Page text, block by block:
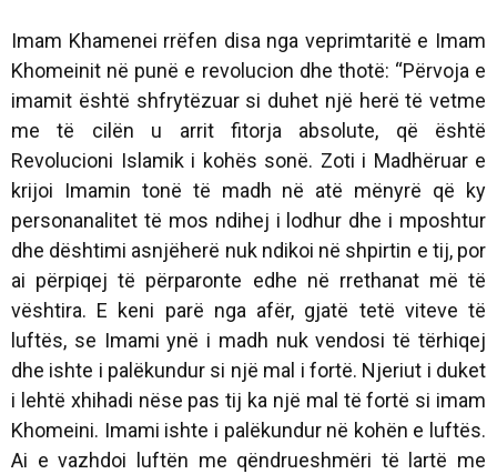
Imam Khamenei rrëfen disa nga veprimtaritë e Imam
Khomeinit në punë e revolucion dhe thotë: “Përvoja e
imamit është shfrytëzuar si duhet një herë të vetme
me të cilën u arrit fitorja absolute, që është
Revolucioni Islamik i kohës sonë. Zoti i Madhëruar e
krijoi Imamin tonë të madh në atë mënyrë që ky
personanalitet të mos ndihej i lodhur dhe i mposhtur
dhe dështimi asnjëherë nuk ndikoi në shpirtin e tij, por
ai përpiqej të përparonte edhe në rrethanat më të
vështira. E keni parë nga afër, gjatë tetë viteve të
luftës, se Imami ynë i madh nuk vendosi të tërhiqej
dhe ishte i palëkundur si një mal i fortë. Njeriut i duket
i lehtë xhihadi nëse pas tij ka një mal të fortë si imam
Khomeini. Imami ishte i palëkundur në kohën e luftës.
Ai e vazhdoi luftën me qëndrueshmëri të lartë me